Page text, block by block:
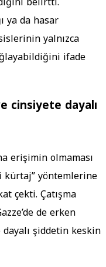
ya da hasar
yalnızca
ifade
cinsiyete dayalı
erişimin olmaması
kürtaj” yöntemlerine
çekti. Çatışma
de erken
şiddetin keskin